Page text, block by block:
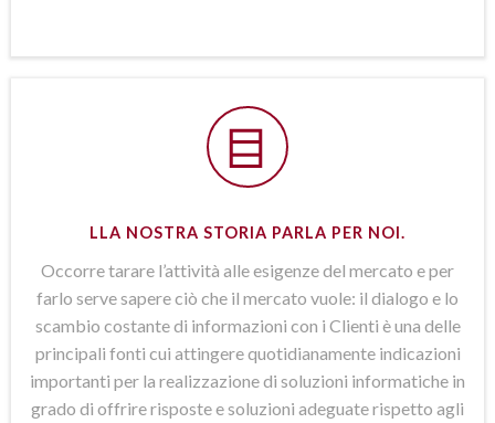
LLA NOSTRA STORIA PARLA PER NOI.
Occorre tarare l’attività alle esigenze del mercato e per
farlo serve sapere ciò che il mercato vuole: il dialogo e lo
scambio costante di informazioni con i Clienti è una delle
principali fonti cui attingere quotidianamente indicazioni
importanti per la realizzazione di soluzioni informatiche in
grado di offrire risposte e soluzioni adeguate rispetto agli